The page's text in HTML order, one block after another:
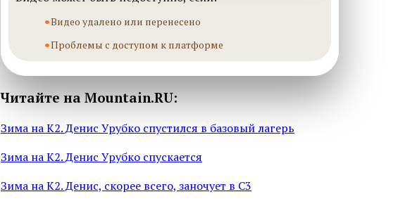
Видео удалено или перенесено
Проблемы с доступом к платформе
Читайте на Mountain.RU:
Зима на К2. Денис Урубко спустился в базовый лагерь
Зима на К2. Денис Урубко спускается
Зима на К2. Денис, скорее всего, заночует в С3